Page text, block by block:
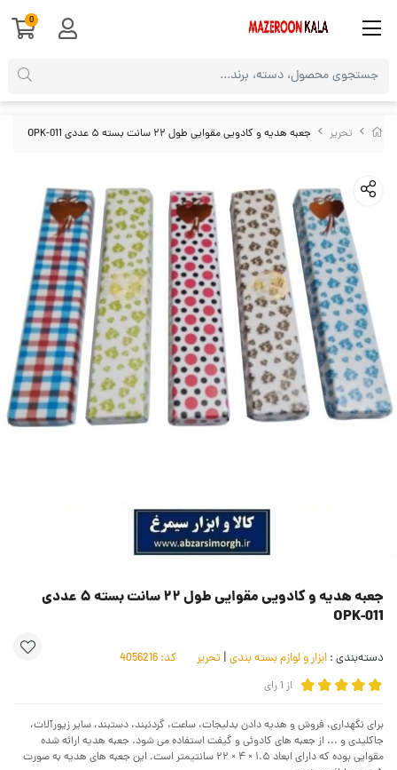
تحریر جعبه هدیه و کادویی مقوایی طول ۲۲ سانت بسته ۵ عددی OPK-011
جعبه هدیه و کادویی مقوایی طول ۲۲ سانت بسته ۵ عددی
OPK-011
دسته‌بندی : ابزار و لوازم بسته بندی | تحریر کد:
از 1رای
برای نگهداری، فروش و هدیه دادن بدلیجات، ساعت، گردنبند، دستبند، سایر زیورآلات،
جاکلیدی و ... از جعبه های کادوئی و گیفت استفاده می شود. جعبه هدیه ارائه شده
مقوایی بوده که دارای ابعاد ۱.۵ × ۴ × ۲۲ سانتیمتر است. این جعبه های هدیه به صورت
0